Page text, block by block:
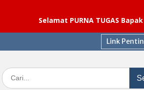
Selamat PURNA TUGAS Bapak Rahmat,
Link
Search
for: